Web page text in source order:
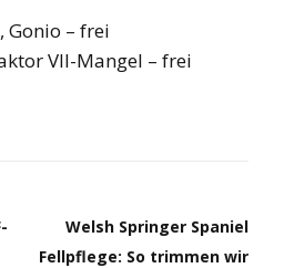
Gonio – frei
VII-Mangel – frei
Welsh Springer Spaniel
Fellpflege: So trimmen wir